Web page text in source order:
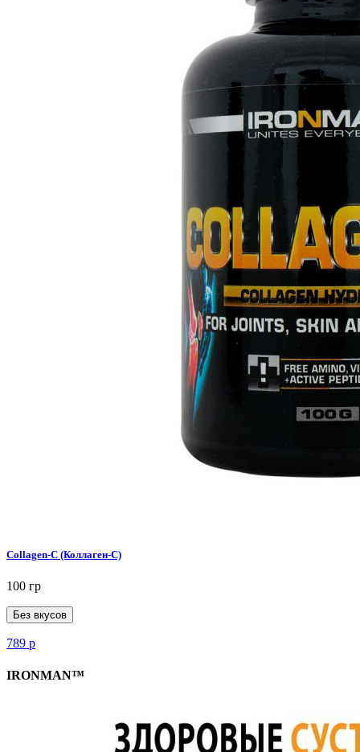
Collagen-C (Коллаген-C)
100 гр
Без вкусов
789 р
IRONMAN™